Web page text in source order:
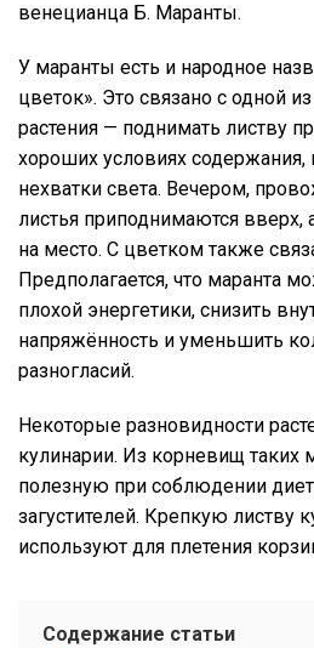
венецианца Б. Маранты.
У маранты есть и народное
цветок». Это связано с одной
растения — поднимать листву
хороших условиях
нехватки света. Вечером,
листья приподнимаются вверх,
на место. С цветком также
Предполагается, что маранта
плохой энергетики, снизить
напряжённость и уменьшить
разногласий.
Некоторые разновидности
кулинарии. Из корневищ таких
полезную при соблюдении
загустителей. Крепкую листву
используют для плетения
Содержание статьи